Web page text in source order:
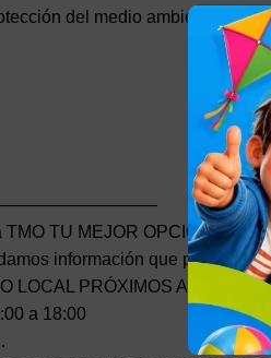
del medio ambiente y
TU MEJOR OPCIÓN
información que pueda
LOCAL PRÓXIMOS AL PASO
a 18:00